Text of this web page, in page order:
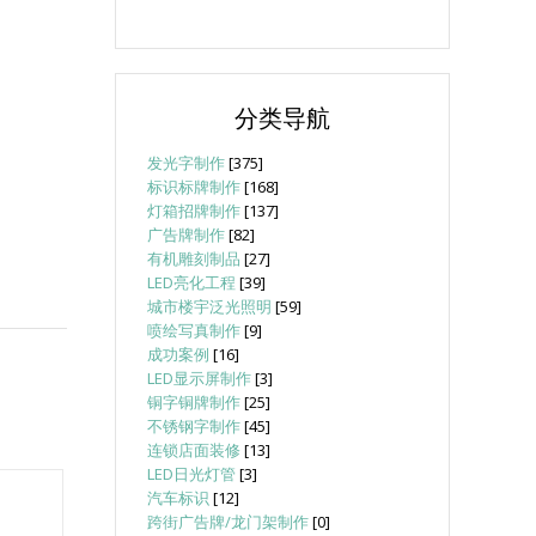
分类导航
发光字制作[375]
标识标牌制作[168]
灯箱招牌制作[137]
广告牌制作[82]
有机雕刻制品 [27]
LED亮化工程 [39]
城市楼宇泛光照明 [59]
喷绘写真制作[9]
成功案例 [16]
LED显示屏制作[3]
铜字铜牌制作[25]
不锈钢字制作[45]
连锁店面装修 [13]
LED日光灯管[3]
汽车标识 [12]
跨街广告牌/龙门架制作[0]